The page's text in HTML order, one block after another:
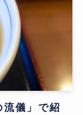
儀」で紹